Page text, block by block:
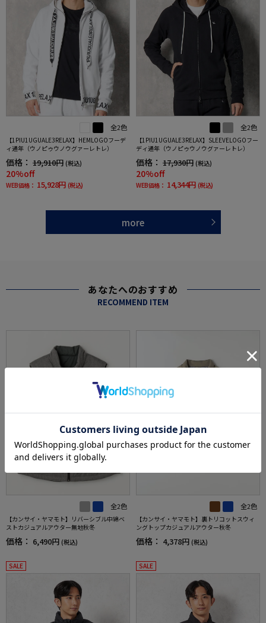
全2色
【1PIU1UGUALE3RELAX】HEMLOGOフーデ
ィ通年（ウノピゥウノウグァーレトレ）
価格： 19,910円 (税込)
20%off
WEB価格： 15,928円 (税込)
全2色
【1PIU1UGUALE3RELAX】SLEEVELOGOフー
ディ通年（ウノピゥウノウグァーレトレ）
価格： 17,930円 (税込)
20%off
WEB価格： 14,344円 (税込)
more
あなたへのおすすめ
RECOMMEND ITEM
全2色
【カンサイ・ヤマモト】リバーシブル中綿ベ
ストカジュアルアウター無地秋冬
価格： 6,490円 (税込)
全2色
【カンサイ・ヤマモト】裏トリコットスウィ
ングトップカジュアルアウター秋冬
価格： 4,378円 (税込)
SALE SALE